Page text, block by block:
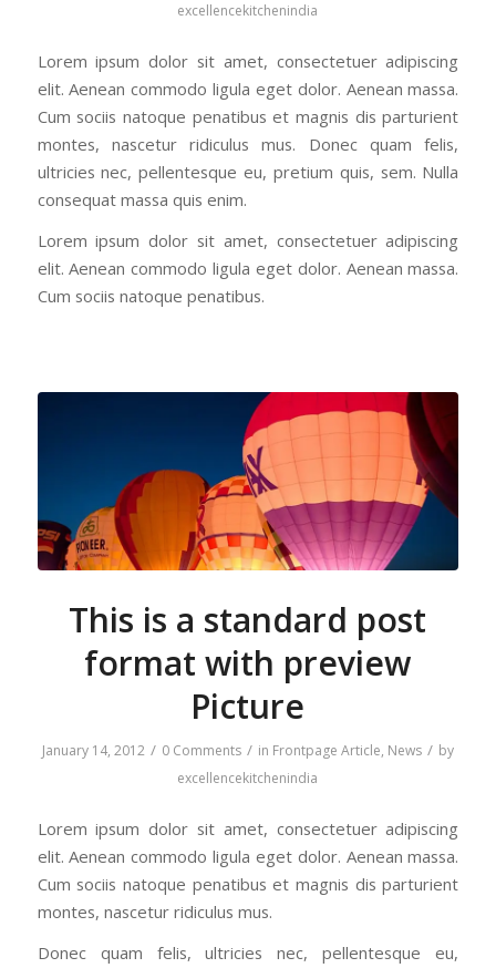
excellencekitchenindia
Lorem ipsum dolor sit amet, consectetuer adipiscing
elit. Aenean commodo ligula eget dolor. Aenean massa.
Cum sociis natoque penatibus et magnis dis parturient
montes, nascetur ridiculus mus. Donec quam felis,
ultricies nec, pellentesque eu, pretium quis, sem. Nulla
consequat massa quis enim.
Lorem ipsum dolor sit amet, consectetuer adipiscing
elit. Aenean commodo ligula eget dolor. Aenean massa.
Cum sociis natoque penatibus.
This is a standard post
format with preview
Picture
January 14, 2012 / 0 Comments / in Frontpage Article, News / by
excellencekitchenindia
Lorem ipsum dolor sit amet, consectetuer adipiscing
elit. Aenean commodo ligula eget dolor. Aenean massa.
Cum sociis natoque penatibus et magnis dis parturient
montes, nascetur ridiculus mus.
Donec quam felis, ultricies nec, pellentesque eu,